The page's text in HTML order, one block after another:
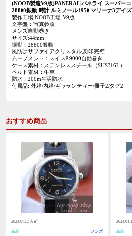
(NOOB製造V9版)PANERAL|パネライ スーパー
28800振動 時計ルミノール1950 マリーナ3デイ
製作工場:NOOB工場-V9版
文字盤：写真参照
メンズ自動巻き
サイズ:44mm
振動：28800振動
風防はサファイアクリスタル,刻印完璧
ムーブメント：スイスP.9000自動巻き
ケース素材：ステンレススチール（SUS316L）
ベルト素材：牛革
防水：200m生活防水
付属品: 外箱/内箱/ギャランティー/冊子2/タグ2
おすすめ商品
2024.04.12 入荷
新品 メンズ 新品